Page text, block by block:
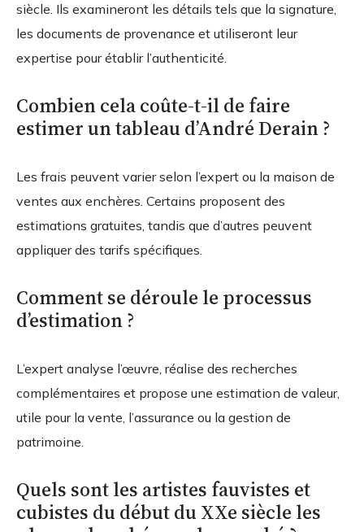
siècle. Ils examineront les détails tels que la signature,
les documents de provenance et utiliseront leur
expertise pour établir l’authenticité.
Combien cela coûte-t-il de faire
estimer un tableau d’André Derain ?
Les frais peuvent varier selon l’expert ou la maison de
ventes aux enchères. Certains proposent des
estimations gratuites, tandis que d’autres peuvent
appliquer des tarifs spécifiques.
Comment se déroule le processus
d’estimation ?
L’expert analyse l’œuvre, réalise des recherches
complémentaires et propose une estimation de valeur,
utile pour la vente, l’assurance ou la gestion de
patrimoine.
Quels sont les artistes fauvistes et
cubistes du début du XXe siècle les